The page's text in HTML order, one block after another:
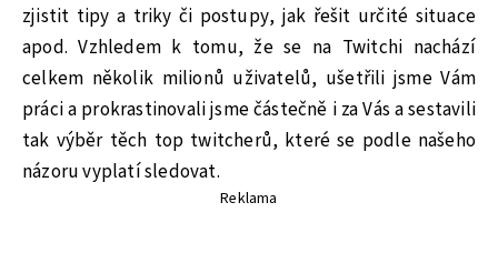
zjistit tipy a triky či postupy, jak řešit určité situace
apod. Vzhledem k tomu, že se na Twitchi nachází
celkem několik milionů uživatelů, ušetřili jsme Vám
práci a prokrastinovali jsme částečně i za Vás a sestavili
tak výběr těch top twitcherů, které se podle našeho
názoru vyplatí sledovat.
Reklama